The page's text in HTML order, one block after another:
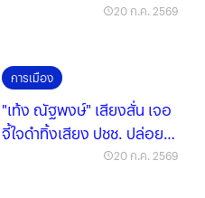
คนจนจริงตกหล่น 20 ก.ค. 2569
การเมือง
"เท้ง ณัฐพงษ์" เสียงสั่น เจอ
จี้ใจดำทิ้งเสียง ปชช. ปล่อย
20 ก.ค. 2569